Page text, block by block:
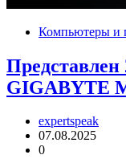
Компьютеры и
GIGABYTE
expertspeak
07.08.2025
0